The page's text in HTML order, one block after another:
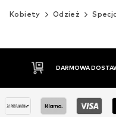
Kobiety Odzież
30 DNI NA